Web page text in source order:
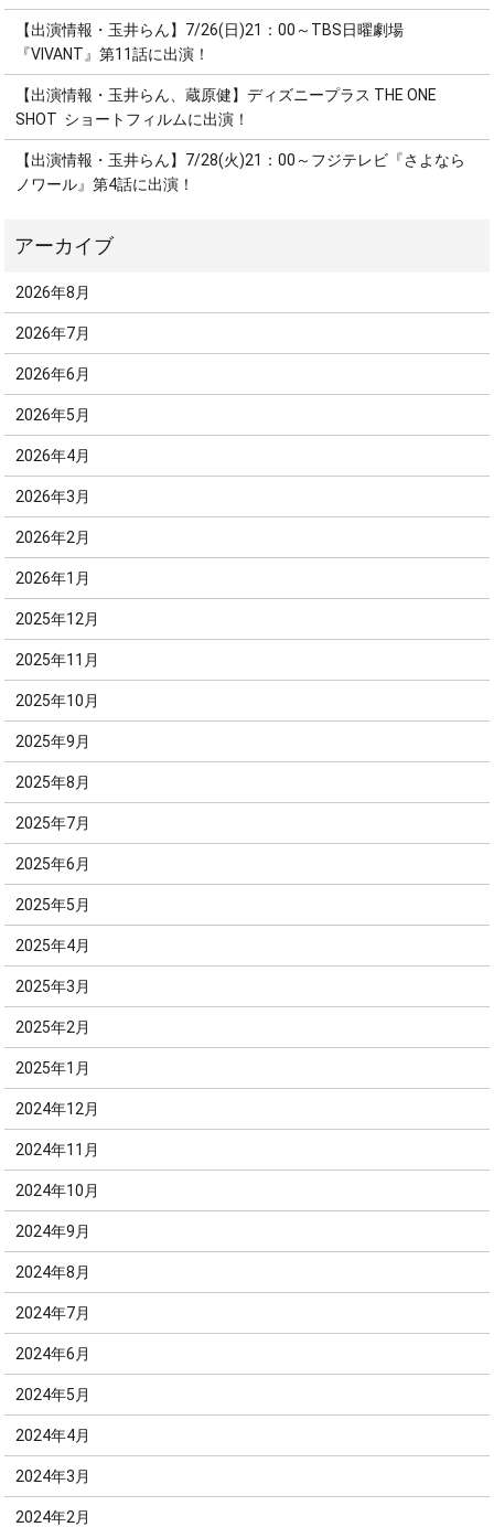
【出演情報・玉井らん】7/26(日)21：00～TBS日曜劇場
『VIVANT』第11話に出演！
【出演情報・玉井らん、蔵原健】ディズニープラス THE ONE
SHOT ショートフィルムに出演！
【出演情報・玉井らん】7/28(火)21：00～フジテレビ『さよなら
ノワール』第4話に出演！
2026年8月
2026年7月
2026年6月
2026年5月
2026年4月
2026年3月
2026年2月
2026年1月
2025年12月
2025年11月
2025年10月
2025年9月
2025年8月
2025年7月
2025年6月
2025年5月
2025年4月
2025年3月
2025年2月
2025年1月
2024年12月
2024年11月
2024年10月
2024年9月
2024年8月
2024年7月
2024年6月
2024年5月
2024年4月
2024年3月
2024年2月